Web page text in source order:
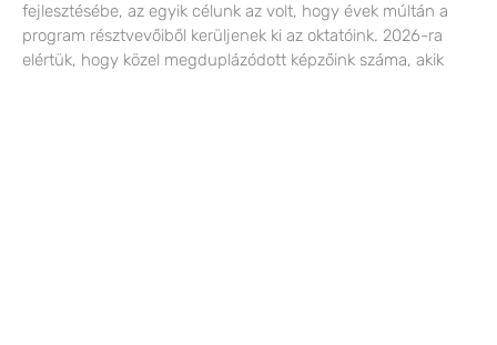
fejlesztésébe, az egyik célunk az volt, hogy évek múltán a
program résztvevőiből kerüljenek ki az oktatóink. 2026-ra
elértük, hogy közel megduplázódott képzőink száma, akik